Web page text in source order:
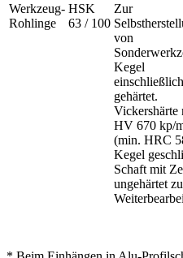
Werkzeug-
Rohlinge
HSK
63 / 100
Zur
von
Kegel
gehärtet.
Vickershärte
HV 670 kp/
(min. HRC
Kegel
Schaft mit
ungehärtet